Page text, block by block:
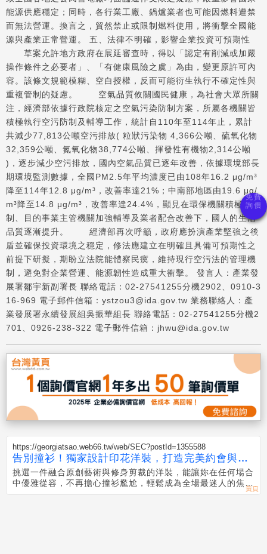
能源供應穩定；同時，各行業工廠、鍋爐業者也可能因燃料遭禁
而無法營運。換言之，貿然禁止或限制燃料使用，將衝擊全國能
源與產業正常營運。 五、法律不明確，影響企業投資可預期性
草案允許地方政府在展延審查時，得以「認定有削減或加嚴
操作條件之必要者」、「有健康風險之虞」為由，變更原許可內
容。該條文規範模糊、空白授權，反而可能衍生執行不確定性與
重複管制的疑慮。 空氣品質攸關國民健康，為社會大眾所關
注，經濟部依據行政院核定之空氣污染防制方案，所屬各機關皆
積極執行空污防制及輔導工作，統計自110年至114年止，累計
共減少77,813公噸空污排放( 粒狀污染物 4,366公噸、硫氧化物
32,359公噸、氮氧化物38,774公噸、揮發性有機物2,314公噸
)，逐步減少空污排放，國內空氣品質已逐年改善，依據環境部長
期環境監測數據，全國PM2.5年平均濃度已由108年16.2 μg/m³
降至114年12.8 μg/m³，改善率達21%；中南部地區由19.6 μg/
m³降至14.8 μg/m³，改善率達24.4%，顯見在環保機關積極管
制、目的事業主管機關加強輔導及業者配合改善下，國人的生活
品質逐漸提升。 經濟部再次呼籲，政府應扮演產業堅強之後
盾並確保投資環境之穩定，修法應建立在明確且具備可預期性之
前提下研擬，期盼立法院能體察民瘼，維持現行空污法的管理機
制，避免對企業營運、能源韌性造成重大衝擊。 發言人：產業發
展署鄒宇新副署長 聯絡電話：02-27541255分機2902、0910-3
16-969 電子郵件信箱：ystzou3@ida.gov.tw 業務聯絡人：產
業發展署永續發展組吳振華組長 聯絡電話：02-27541255分機2
701、0926-238-322 電子郵件信箱：jhwu@ida.gov.tw
https://georgiatsao.web66.tw/web/SEC?postId=1355588
告別撞衫！獨家設計印花洋裝，打造完美約會與婚
禮穿搭
挑選一件融合原創藝術與修身剪裁的洋裝，能讓妳在任何場合
中優雅從容，不再擔心撞衫尷尬，輕鬆成為全場最迷人的焦
點。